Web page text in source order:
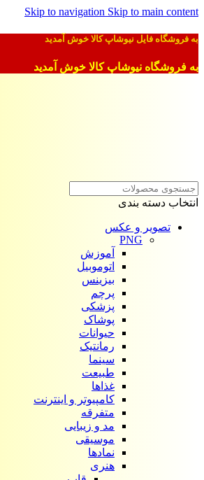
Skip to navigation Skip to main content
به فروشگاه فایل نیوشاپ کالا خوش آمدید
به فروشگاه نیوشاپ کالا خوش آمدید
انتخاب دسته بندی
تصویر و عکس
PNG
آموزش
اتوموبیل
بیزینس
پرچم
پزشکی
پوشاک
حیوانات
رمانتیک
سینما
طبیعت
غذاها
کامپیوتر و اینترنت
متفرقه
مد و زیبایی
موسیقی
نمادها
هنری